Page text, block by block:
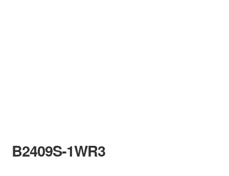
B2409S-1WR3